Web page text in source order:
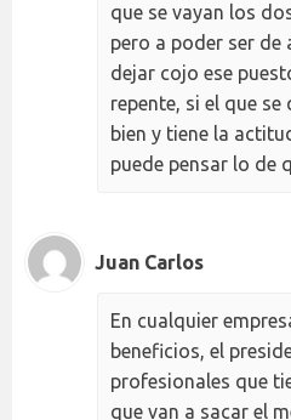
que se vayan los
pero a poder ser de
dejar cojo ese
repente, si el que
bien y tiene la
puede pensar lo de
Juan Carlos
En cualquier
beneficios, el
profesionales que
que van a sacar el